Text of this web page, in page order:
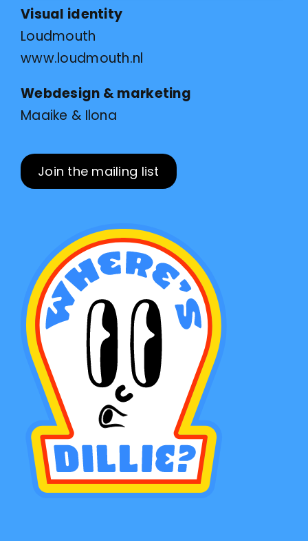
Visual identity
Loudmouth
www.loudmouth.nl
Webdesign & marketing
Maaike & Ilona
Join the mailing list